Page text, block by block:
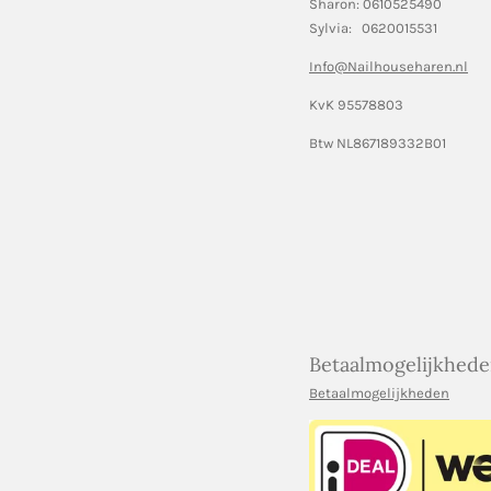
Sharon: 0610525490
Sylvia: 0620015531
Info@Nailhouseharen.nl
KvK 95578803
Btw NL867189332B01
Betaalmogelijkheden